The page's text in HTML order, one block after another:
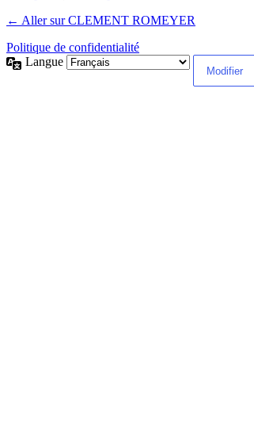
← Aller sur CLEMENT ROMEYER
Politique de confidentialité
Langue